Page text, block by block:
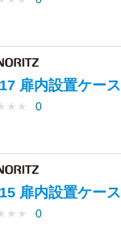
扉内設置ケース
★ ★ 0
扉内設置ケース
★ ★ 0